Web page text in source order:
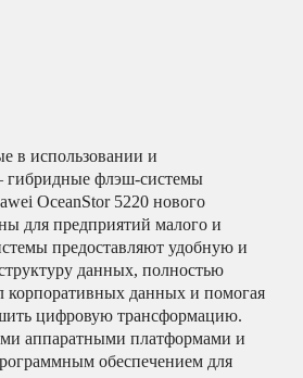
в использовании и
гибридные флэш-системы
OceanStor 5220 нового
для предприятий малого и
предоставляют удобную и
данных, полностью
корпоративных данных и помогая
цифровую трансформацию.
аппаратными платформами и
обеспечением для